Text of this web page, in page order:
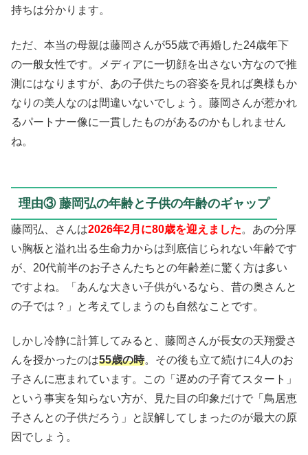
持ちは分かります。
ただ、本当の母親は藤岡さんが55歳で再婚した24歳年下
の一般女性です。メディアに一切顔を出さない方なので推
測にはなりますが、あの子供たちの容姿を見れば奥様もか
なりの美人なのは間違いないでしょう。藤岡さんが惹かれ
るパートナー像に一貫したものがあるのかもしれません
ね。
理由③ 藤岡弘の年齢と子供の年齢のギャップ
藤岡弘、さんは2026年2月に80歳を迎えました。あの分厚
い胸板と溢れ出る生命力からは到底信じられない年齢です
が、20代前半のお子さんたちとの年齢差に驚く方は多い
ですよね。「あんな大きい子供がいるなら、昔の奥さんと
の子では？」と考えてしまうのも自然なことです。
しかし冷静に計算してみると、藤岡さんが長女の天翔愛さ
んを授かったのは55歳の時。その後も立て続けに4人のお
子さんに恵まれています。この「遅めの子育てスタート」
という事実を知らない方が、見た目の印象だけで「鳥居恵
子さんとの子供だろう」と誤解してしまったのが最大の原
因でしょう。